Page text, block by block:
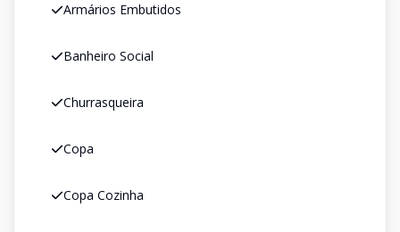
Armários Embutidos
Banheiro Social
Churrasqueira
Copa
Copa Cozinha